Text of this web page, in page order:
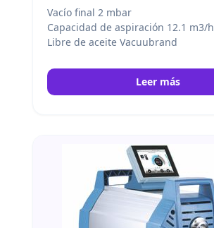
Vacío final 2 mbar
Capacidad de aspiración 12.1 m3/h
Libre de aceite Vacuubrand
Leer más